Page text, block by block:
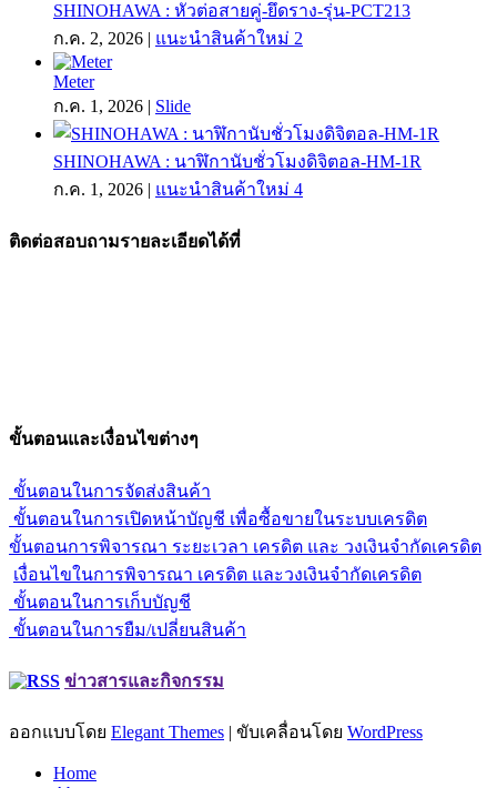
SHINOHAWA : หัวต่อสายคู่-ยึดราง-รุ่น-PCT213
ก.ค. 2, 2026
แนะนำสินค้าใหม่ 2
Meter
ก.ค. 1, 2026
Slide
SHINOHAWA : นาฬิกานับชั่วโมงดิจิตอล-HM-1R
ก.ค. 1, 2026
แนะนำสินค้าใหม่ 4
ติดต่อสอบถามรายละเอียดได้ที่
ขั้นตอนและเงื่อนไขต่างๆ
ขั้นตอนในการจัดส่งสินค้า
ขั้นตอนในการเปิดหน้าบัญชี เพื่อซื้อขายในระบบเครดิต
ขั้นตอนการพิจารณา ระยะเวลา เครดิต และ วงเงินจํากัดเครดิต
เงื่อนไขในการพิจารณา เครดิต และวงเงินจำกัดเครดิต
ขั้นตอนในการเก็บบัญชี
ขั้นตอนในการยืม/เปลี่ยนสินค้า
ข่าวสารและกิจกรรม
ออกแบบโดย Elegant Themes | ขับเคลื่อนโดย WordPress
Home